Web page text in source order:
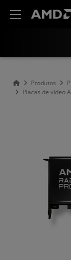
Produtos
Placas de vídeo